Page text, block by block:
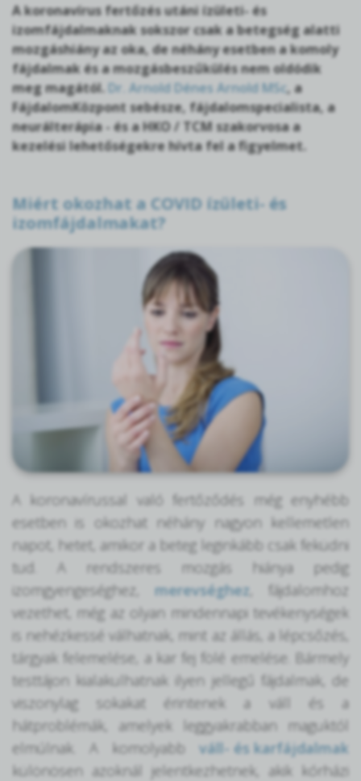
A koronavírus fertőzés utáni ízületi- és
izomfájdalmaknak sokszor csak a betegség alatti
mozgáshiány az oka, de néhány esetben a komoly
fájdalmak és a mozgásbeszűkülés nem oldódik
meg magától.
Dr. Arnold Dénes Arnold MSc, a
FájdalomKözpont sebésze, fájdalomspecialista, a
neurálterápia - és a HKO / TCM szakorvosa a
kezelési lehetőségekre hívta fel a figyelmet.
Miért okozhat a COVID ízületi- és
izomfájdalmakat?
A koronavírussal való fertőződés még enyhébb
esetben is okozhat néhány nagyon kellemetlen
napot, hetet, amikor a beteg leginkább csak feküdni
tud. A rendszeres mozgás hiánya pedig
izomgyengeséghez, merevséghez , fájdalomhoz
vezethet, még az olyan mindennapi tevékenységek
is nehézkessé válhatnak, mint az állás, a lépcsőzés,
tárgyak felemelése, a kar fej fölé emelése. Bármely
testtájon kialakulhatnak ilyen jellegű fájdalmak, de
viszonylag sokakat érintenek a váll és a
hátproblémák, amelyek leggyakrabban maguktól
elmúlnak. A komolyabb váll- és karfájdalmak
különösen azoknál jelentkezhetnek, akik kórházi